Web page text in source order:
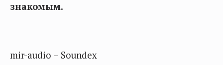
знакомым.
mir-audio – Soundex